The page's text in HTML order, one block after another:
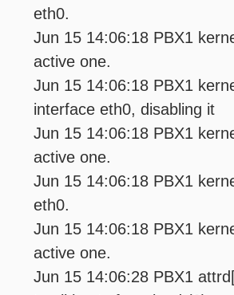
eth0.
Jun 15 14:06:18 PBX1
active one.
Jun 15 14:06:18 PBX1
interface eth0, disabling it
Jun 15 14:06:18 PBX1
active one.
Jun 15 14:06:18 PBX1
eth0.
Jun 15 14:06:18 PBX1
active one.
Jun 15 14:06:28 PBX1